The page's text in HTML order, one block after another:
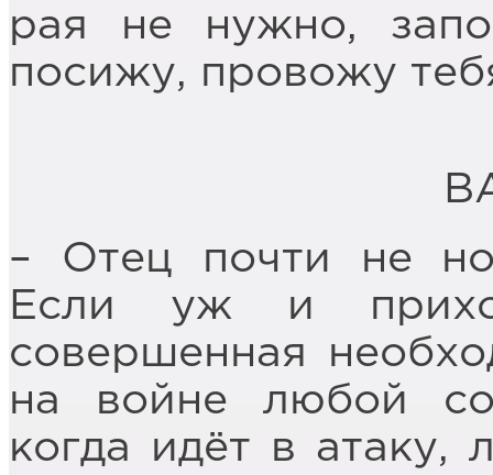
рая не нужно,
посижу, провожу
– Отец почти не
Если уж и
совершенная
на войне любой
когда идёт в атаку,